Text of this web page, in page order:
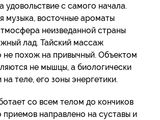
удовольствие с самого начала.
музыка, восточные ароматы
неизведанной страны
лад. Тайский массаж
не похож на привычный. Объектом
не мышцы, а биологически
на теле, его зоны энергетики.
со всем телом до кончиков
приемов направлено на суставы и